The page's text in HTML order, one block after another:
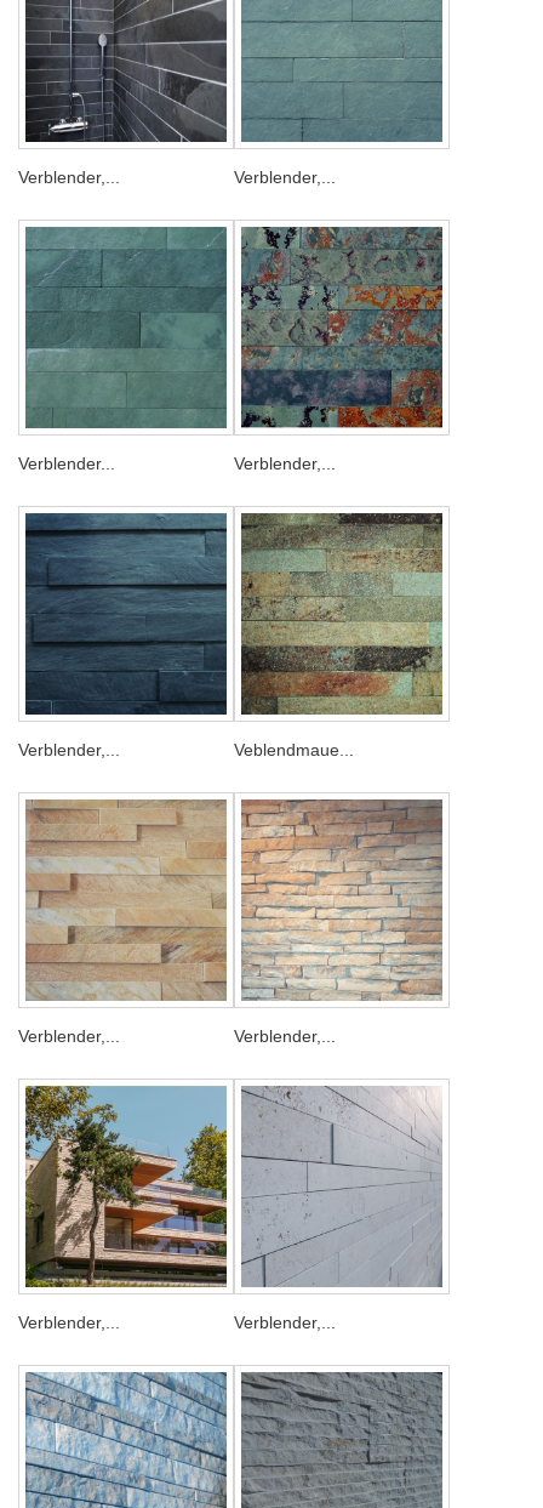
Verblender,... Verblender,...
Verblender... Verblender,...
Verblender,... Veblendmaue...
Verblender,... Verblender,...
Verblender,... Verblender,...